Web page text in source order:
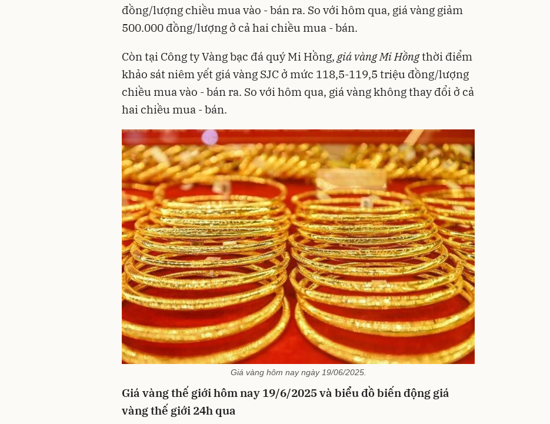
đồng/lượng chiều mua vào - bán ra. So với hôm qua, giá vàng giảm
500.000 đồng/lượng ở cả hai chiều mua - bán.
Còn tại Công ty Vàng bạc đá quý Mi Hồng, giá vàng Mi Hồngthời điểm
khảo sát niêm yết giá vàng SJC ở mức 118,5-119,5 triệu đồng/lượng
chiều mua vào - bán ra. So với hôm qua, giá vàng không thay đổi ở cả
hai chiều mua - bán.
Giá vàng hôm nay ngày 19/06/2025.
Giá vàng thế giới hôm nay 19/6/2025 và biểu đồ biến động giá
vàng thế giới 24h qua